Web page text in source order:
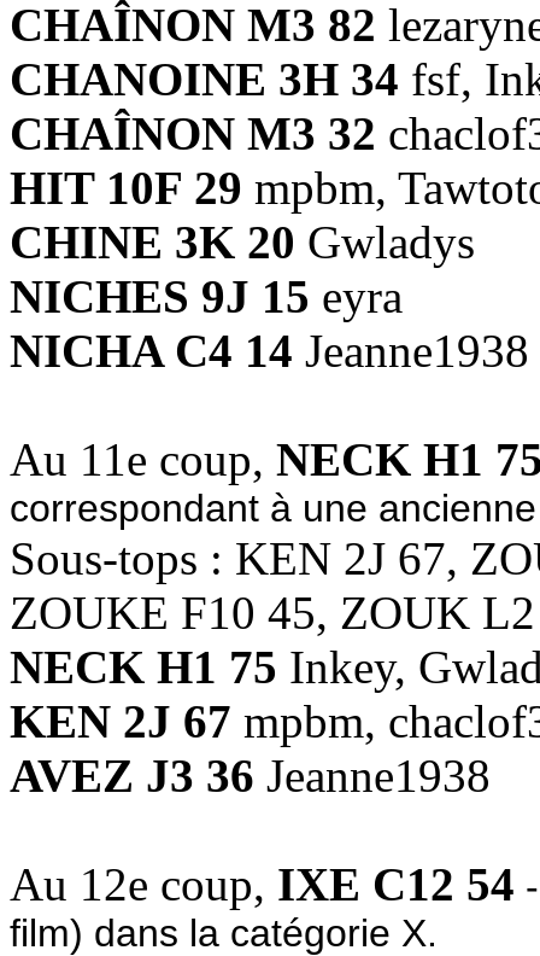
CHAÎNON M3 82
CHANOINE 3H 34 fsf,
CHAÎNON M3 32
HIT 10F 29 mpbm,
CHINE 3K 20 Gwladys
NICHES 9J 15 eyra
NICHA C4 14 Jeanne1938
Au 11e coup, NECK H1
correspondant à une
Sous-tops : KEN 2J 67,
ZOUKE F10 45, ZOUK
NECK H1 75 Inkey,
KEN 2J 67 mpbm,
AVEZ J3 36 Jeanne1938
Au 12e coup, IXE C12 54
film) dans la catégorie X.